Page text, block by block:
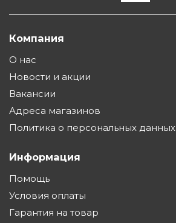
Компания
О нас
Новости и акции
Вакансии
Адреса магазинов
Политика о персональных данных
Информация
Помощь
Условия оплаты
Гарантия на товар